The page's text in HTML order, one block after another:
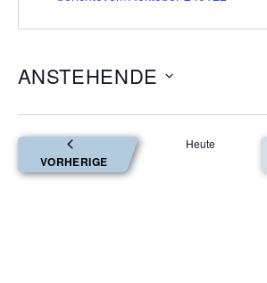
ANSTEHENDE
VORHERIGEVERANSTALTUNGEN
Heute